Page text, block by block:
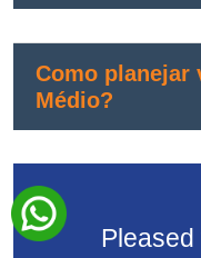
Como planejar
Médio?